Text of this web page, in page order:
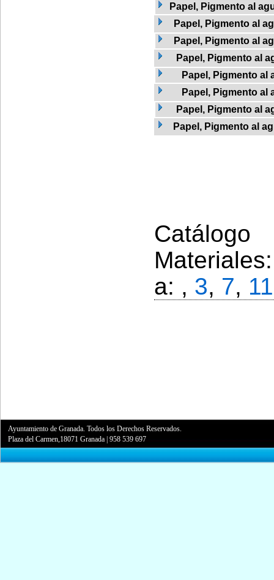
Papel, Pigmento al
Papel, Pigmento al
Papel, Pigmento al
Papel, Pigmento al
Papel, Pigmento al
Papel, Pigmento al
Papel, Pigmento al
Papel, Pigmento al
a: , 3, 7, 11
Ayuntamiento de Granada. Todos los Derechos Reservados.
Plaza del Carmen,18071 Granada |958 539 697